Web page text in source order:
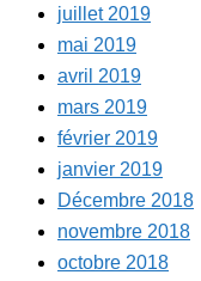
juillet 2019
mai 2019
avril 2019
mars 2019
février 2019
janvier 2019
Décembre 2018
novembre 2018
octobre 2018